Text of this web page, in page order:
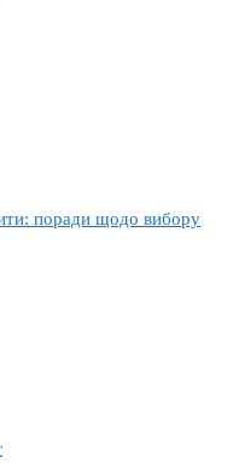
поради щодо вибору